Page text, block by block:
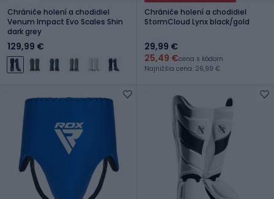
Chrániče holení a chodidiel
Venum Impact Evo Scales Shin
dark grey
129,99 €
Chrániče holení a chodidiel
StormCloud Lynx black/gold
29,99 €
25,49 €cena s kódom
Najnižšia cena: 26,99 €